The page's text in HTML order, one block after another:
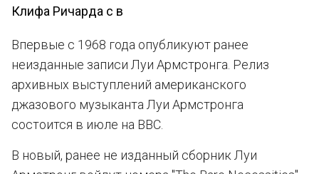
Клифа Ричарда с в
Впервые с 1968 года опубликуют ранее
неизданные записи Луи Армстронга. Релиз
архивных выступлений американского
джазового музыканта Луи Армстронга
состоится в июле на BBC.
В новый, ранее не изданный сборник Луи